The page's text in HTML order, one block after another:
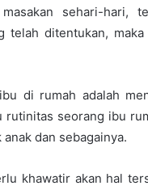
sehari-hari,
telah ditentukan,
di rumah adalah
rutinitas seorang ibu
dan sebagainya.
khawatir akan hal